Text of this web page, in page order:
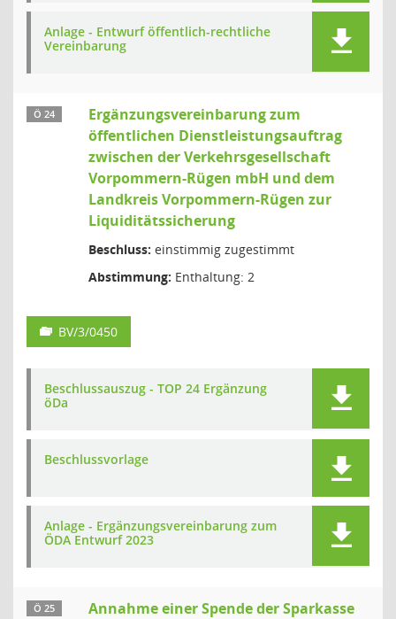
Anlage - Entwurf öffentlich-rechtliche
Vereinbarung
Ö 24
Ergänzungsvereinbarung zum
öffentlichen Dienstleistungsauftrag
zwischen der Verkehrsgesellschaft
Vorpommern-Rügen mbH und dem
Landkreis Vorpommern-Rügen zur
Liquiditätssicherung
Beschluss: einstimmig zugestimmt
Abstimmung: Enthaltung: 2
BV/3/0450
Beschlussauszug - TOP 24 Ergänzung
öDa
Beschlussvorlage
Anlage - Ergänzungsvereinbarung zum
ÖDA Entwurf 2023
Ö 25
Annahme einer Spende der Sparkasse